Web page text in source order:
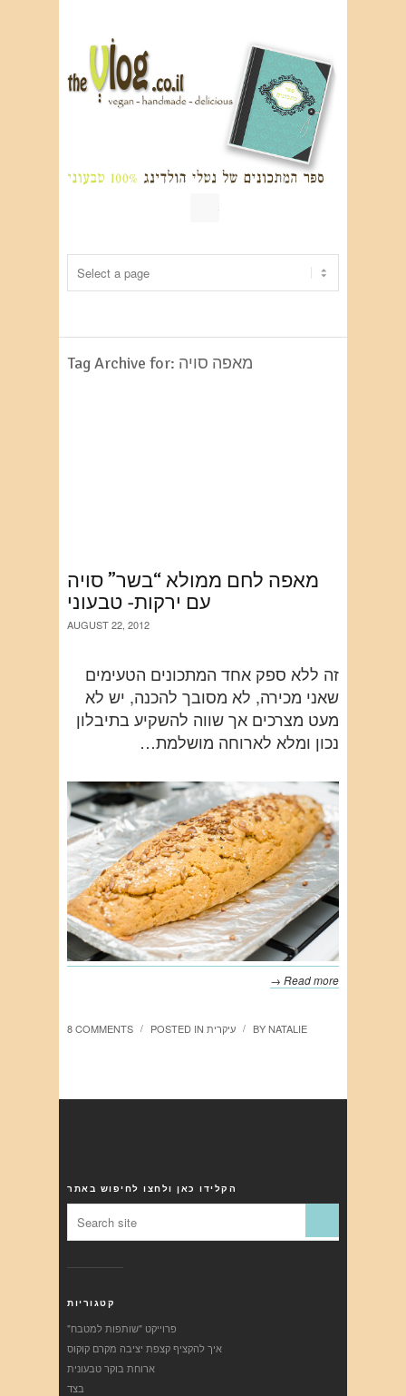
Tag Archive for: מאפה סויה
מאפה לחם ממולא “בשר” סויה
עם ירקות- טבעוני
AUGUST 22, 2012
זה ללא ספק אחד המתכונים הטעימים
שאני מכירה, לא מסובך להכנה, יש לא
מעט מצרכים אך שווה להשקיע בתיבלון
נכון ומלא לארוחה מושלמת…
Read more →
8 COMMENTS / POSTED IN עיקרית / BYNATALIE
הקלידו כאן ולחצו לחיפוש באתר
קטגוריות
"פרוייקט "שותפות למטבח
איך להקציף קצפת יציבה מקרם קוקוס
ארוחת בוקר טבעונית
בצד